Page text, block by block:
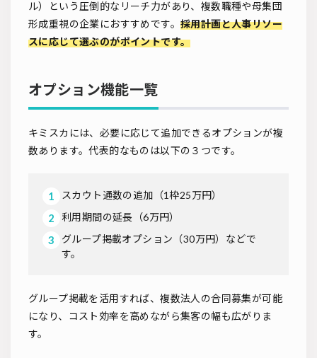
ル）という圧倒的なリーチ力があり、複数職種や母集団
形成重視の企業におすすめです。 採用計画と人事リソー
スに応じて選ぶのがポイントです。
オプション機能一覧
キミスカには、必要に応じて追加できるオプションが複
数あります。代表的なものは以下の３つです。
スカウト通数の追加（1枠25万円）
利用期間の延長（6万円）
グループ掲載オプション（30万円）などで
す。
グループ掲載を活用すれば、複数法人の合同募集が可能
になり、コスト効率を高めながら集客の幅も広がりま
す。